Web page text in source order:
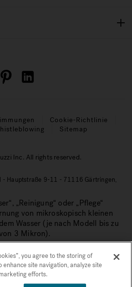
Cookie-Richtlinie
Sitemap
Inc. All rights reserved.
- Hauptstraße 9-11 - 71116 Gärtringen,
„Reinigung“ oder „Pflege“
von mikroskopisch kleinen
Wasser (je nach Modell bis zu
3 Mikron).
you agree to the storing of
enhance site navigation, analyze site
efforts.